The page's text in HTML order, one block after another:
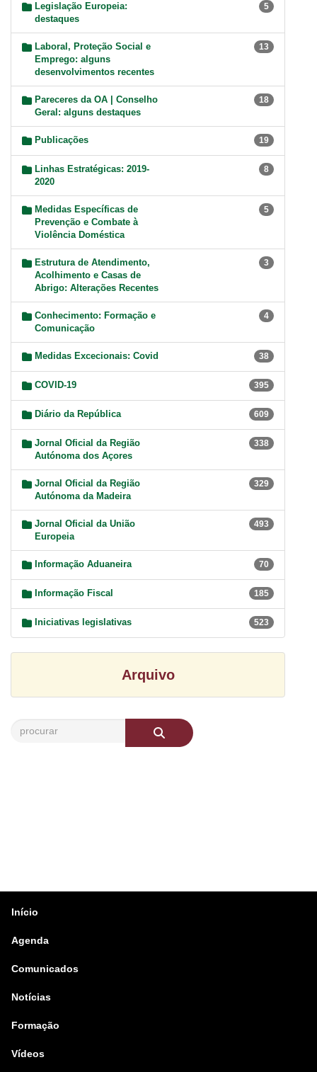
Legislação Europeia:
destaques
5
Laboral, Proteção Social e
Emprego: alguns
desenvolvimentos recentes
13
Pareceres da OA | Conselho
Geral: alguns destaques
18
Publicações 19
Linhas Estratégicas: 2019-
2020
8
Medidas Específicas de
Prevenção e Combate à
Violência Doméstica
5
Estrutura de Atendimento,
Acolhimento e Casas de
Abrigo: Alterações Recentes
3
Conhecimento: Formação e
Comunicação
4
Medidas Excecionais: Covid 38
COVID-19 395
Diário da República 609
Jornal Oficial da Região
Autónoma dos Açores
338
Jornal Oficial da Região
Autónoma da Madeira
329
Jornal Oficial da União
Europeia
493
Informação Aduaneira 70
Informação Fiscal 185
Iniciativas legislativas 523
Arquivo
Início
Agenda
Comunicados
Notícias
Formação
Vídeos